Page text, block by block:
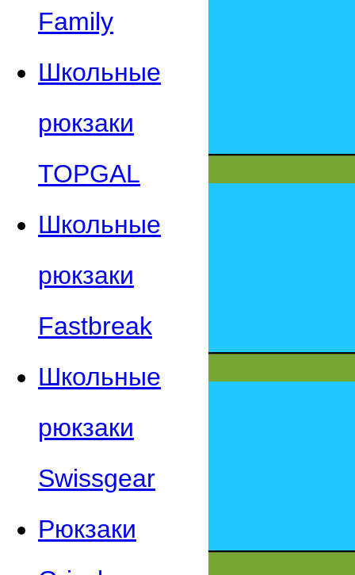
Family
Школьные
рюкзаки
TOPGAL
Школьные
рюкзаки
Fastbreak
Школьные
рюкзаки
Swissgear
Рюкзаки